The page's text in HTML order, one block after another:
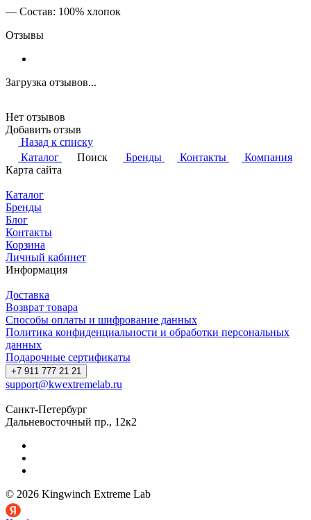
— Состав: 100% хлопок
Отзывы
Загрузка отзывов...
Нет отзывов
Добавить отзыв
Назад к списку
Каталог
Поиск Бренды Контакты
Компания
Карта сайта
Каталог
Бренды
Блог
Контакты
Корзина
Личный кабинет
Информация
Доставка
Возврат товара
Способы оплаты и шифрование данных
Политика конфиденциальности и обработки персональных
данных
Подарочные сертификаты
+7 911 777 21 21
support@kwextremelab.ru
Санкт-Петербург
Дальневосточный пр., 12к2
© 2026 Kingwinch Extreme Lab